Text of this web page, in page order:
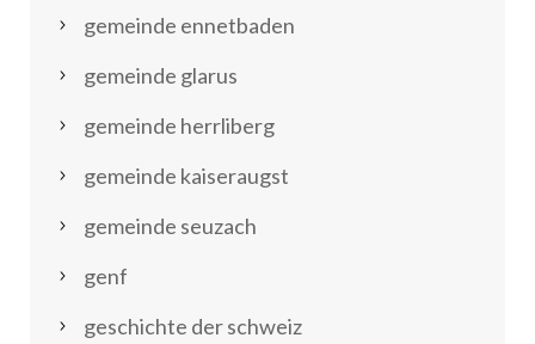
gemeinde ennetbaden
gemeinde glarus
gemeinde herrliberg
gemeinde kaiseraugst
gemeinde seuzach
genf
geschichte der schweiz